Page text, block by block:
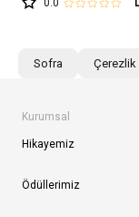
Sofra Çerezlik
Kurumsal
Hikayemiz
Ödüllerimiz